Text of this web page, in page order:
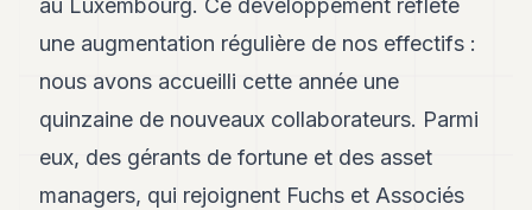
au Luxembourg. Ce développement reflète
une augmentation régulière de nos effectifs :
nous avons accueilli cette année une
quinzaine de nouveaux collaborateurs. Parmi
eux, des gérants de fortune et des asset
managers, qui rejoignent Fuchs et Associés